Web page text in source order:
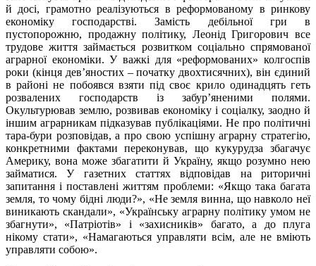
й досі, грамотно реалізуються в реформованому в ринкову
економіку господарстві. Замість дебільної гри в
пустопорожню, продажну політику, Леонід Григорович все
трудове життя займається розвитком соціально спрямованої
аграрної економіки. У важкі для «реформованих» колгоспів
роки (кінця дев’яностих – початку двохтисячних), він єдиний
в районі не побоявся взяти під своє крило одинадцять геть
розвалених господарств із забур’яненими полями.
Окультурював землю, розвивав економіку і соціалку, заодно й
іншим аграрникам підказував публікаціями. Не про політичні
тара-бури розповідав, а про свою успішну аграрну стратегію,
конкретними фактами переконував, що кукурудза збагачує
Америку, вона може збагатити й Україну, якщо розумно нею
займатися. У газетних статтях відповідав на риторичні
запитання і поставлені життям проблеми: «Якщо така багата
земля, то чому бідні люди?», «Не земля винна, що навколо неї
виникають скандали», «Українську аграрну політику умом не
збагнути», «Патріотів» і «захисників» багато, а до плуга
нікому стати», «Намагаються управляти всім, але не вміють
управляти собою».